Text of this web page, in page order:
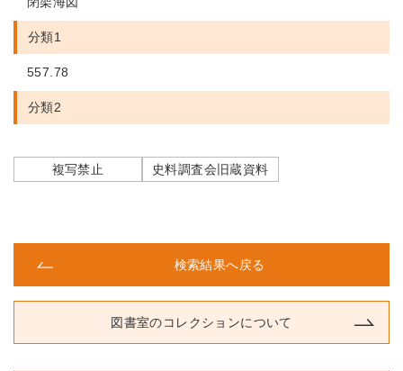
分類1
557.78
分類2
複写禁止 史料調査会旧蔵資料
検索結果へ戻る
図書室のコレクションについて